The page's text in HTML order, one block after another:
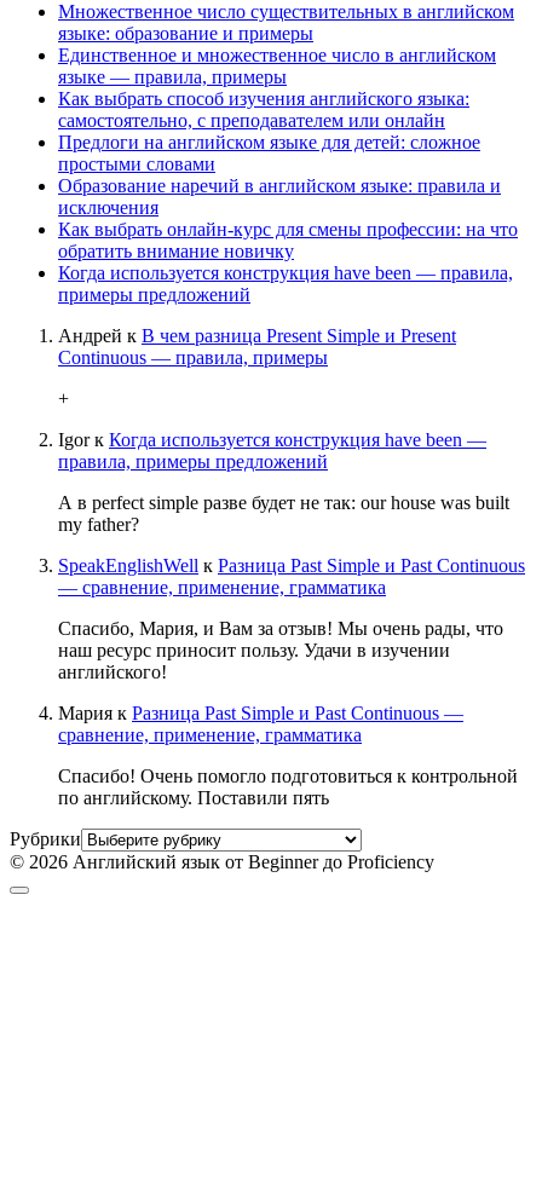
Множественное число существительных в английском
языке: образование и примеры
Единственное и множественное число в английском
языке — правила, примеры
Как выбрать способ изучения английского языка:
самостоятельно, с преподавателем или онлайн
Предлоги на английском языке для детей: сложное
простыми словами
Образование наречий в английском языке: правила и
исключения
Как выбрать онлайн-курс для смены профессии: на что
обратить внимание новичку
Когда используется конструкция have been — правила,
примеры предложений
Андрей к В чем разница Present Simple и Present
Continuous — правила, примеры
+
Igorк Когда используется конструкция have been —
правила, примеры предложений
А в perfect simple разве будет не так: our house was built
my father?
SpeakEnglishWell к Разница Past Simple и Past Continuous
— сравнение, применение, грамматика
Спасибо, Мария, и Вам за отзыв! Мы очень рады, что
наш ресурс приносит пользу. Удачи в изучении
английского!
Мария к Разница Past Simple и Past Continuous —
сравнение, применение, грамматика
Спасибо! Очень помогло подготовиться к контрольной
по английскому. Поставили пять
Рубрики
© 2026 Английский язык от Beginner до Proficiency